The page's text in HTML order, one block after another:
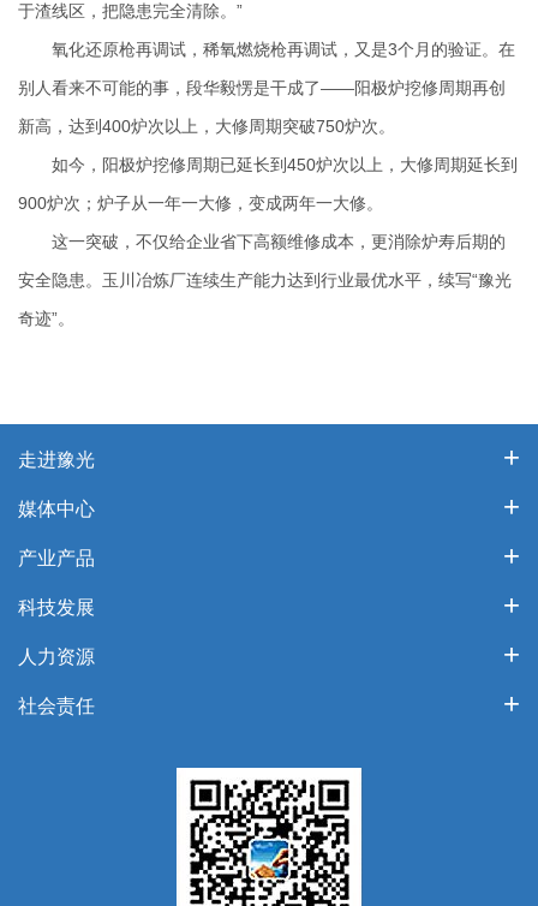
于渣线区，把隐患完全清除。”
氧化还原枪再调试，稀氧燃烧枪再调试，又是3个月的验证。在
别人看来不可能的事，段华毅愣是干成了——阳极炉挖修周期再创
新高，达到400炉次以上，大修周期突破750炉次。
如今，阳极炉挖修周期已延长到450炉次以上，大修周期延长到
900炉次；炉子从一年一大修，变成两年一大修。
这一突破，不仅给企业省下高额维修成本，更消除炉寿后期的
安全隐患。玉川冶炼厂连续生产能力达到行业最优水平，续写“豫光
奇迹”。
走进豫光
媒体中心
产业产品
科技发展
人力资源
社会责任